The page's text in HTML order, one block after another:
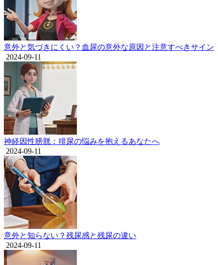
意外と気づきにくい？血尿の意外な原因と注意すべきサイン
2024-09-11
神経因性膀胱：排尿の悩みを抱えるあなたへ
2024-09-11
意外と知らない？残尿感と残尿の違い
2024-09-11